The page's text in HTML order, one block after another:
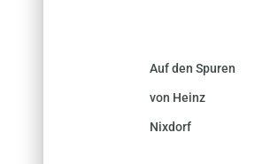
Auf den Spuren
von Heinz
Nixdorf